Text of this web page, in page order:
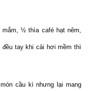
½ thìa café hạt nêm,
tay khi cải hơi mềm thì
cầu kì nhưng lại mang